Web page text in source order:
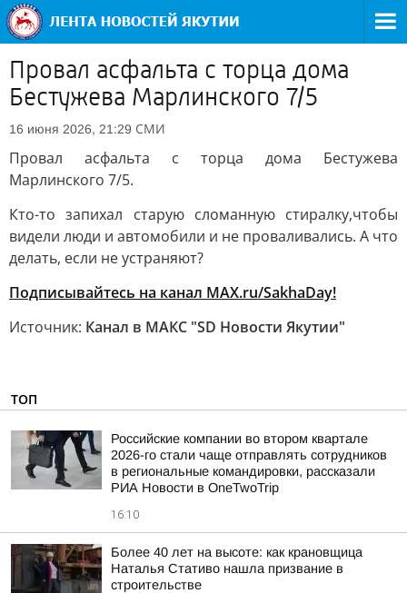
Провал асфальта с торца дома
Бестужева Марлинского 7/5
16 июня 2026, 21:29 СМИ
Провал асфальта с торца дома Бестужева
Марлинского 7/5.
Кто-то запихал старую сломанную стиралку,чтобы
видели люди и автомобили и не проваливались. А что
делать, если не устраняют?
Подписывайтесь на канал MAX.ru/SakhaDay!
Источник: Канал в МАКС "SD Новости Якутии"
ТОП
Российские компании во втором квартале
2026-го стали чаще отправлять сотрудников
в региональные командировки, рассказали
РИА Новости в OneTwoTrip
16:10
Более 40 лет на высоте: как крановщица
Наталья Стативо нашла призвание в
строительстве